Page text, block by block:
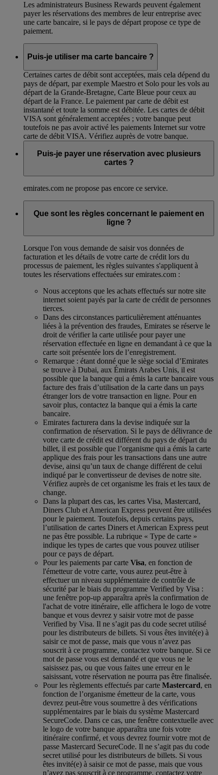
Les administrateurs Business Rewards peuvent également
payer les réservations des membres de leur entreprise avec
une carte bancaire, si le pays de départ propose ce type de
paiement.
Puis-je utiliser ma carte bancaire ?
Certaines cartes de débit sont acceptées, mais cela dépend du
pays de départ, par exemple Maestro et Solo pour les vols au
départ de la Grande-Bretagne, Carte Bleue pour ceux au
départ de la France. Le paiement par carte de débit est
instantané et toute la somme est débitée. Les cartes de débit
VISA sont généralement acceptées ; votre banque peut
toutefois ne pas avoir activé les paiements Internet sur votre
carte de débit VISA. Vérifiez auprès de votre banque.
Puis-je payer une réservation avec plusieurs
cartes ?
emirates.com ne propose pas encore ce service.
Que sont les règles concernant le paiement en
ligne ?
Lorsque l'on vous demande de saisir vos données de
facturation et les détails de votre carte de crédit lors du
processus de paiement, les règles suivantes s'appliquent à
toutes les réservations effectuées sur emirates.com :
Nous acceptons que les achats effectués sur notre site
internet soient payés par la carte de crédit de personnes
tierces.
Dans des circonstances particulièrement atténuantes
liées à la prévention des fraudes, Emirates se réserve le
droit de vérifier la carte utilisée pour payer une
réservation effectuée en ligne en demandant à ce que la
carte soit présentée lors de l’enregistrement.
Remarque : étant donné que le siège social d’Emirates
se trouve à Dubai, aux Émirats Arabes Unis, il est
possible que la banque qui a émis la carte bancaire vous
facture des frais d’utilisation de la carte dans un pays
étranger lors de votre transaction en ligne. Pour en
savoir plus, contactez la banque qui a émis la carte
bancaire.
Emirates facturera dans la devise indiquée sur la
confirmation de réservation. Si le pays de délivrance de
votre carte de crédit est différent du pays de départ du
billet, il est possible que l’organisme qui a émis la carte
applique des frais pour les transactions dans une autre
devise, ainsi qu’un taux de change différent de celui
indiqué par le convertisseur de devises de notre site.
Vérifiez auprès de cet organisme les frais et les taux de
change.
Dans la plupart des cas, les cartes Visa, Mastercard,
Diners Club et American Express peuvent être utilisées
pour le paiement. Toutefois, depuis certains pays,
l’utilisation de cartes Diners et American Express peut
ne pas être possible. La rubrique « Type de carte »
indique les types de cartes que vous pouvez utiliser
pour ce pays de départ.
Pour les paiements par carte Visa, en fonction de
l'émetteur de votre carte, vous aurez peut-être à
effectuer un niveau supplémentaire de contrôle de
sécurité par le biais du programme Verified by Visa :
une fenêtre pop-up apparaîtra après la confirmation de
l'achat de votre itinéraire, elle affichera le logo de votre
banque et vous devrez y saisir votre mot de passe
Verified by Visa. Il ne s’agit pas du code secret utilisé
pour les distributeurs de billets. Si vous êtes invité(e) à
saisir ce mot de passe, mais que vous n’avez pas
souscrit à ce programme, contactez votre banque. Si ce
mot de passe vous est demandé et que vous ne le
saisissez pas, ou que vous faites une erreur en le
saisissant, votre réservation ne pourra pas être finalisée.
Pour les règlements effectués par carte Mastercard, en
fonction de l’organisme émetteur de la carte, vous
devrez peut-être vous soumettre à des vérifications
supplémentaires par le biais du système Mastercard
SecureCode. Dans ce cas, une fenêtre contextuelle avec
le logo de votre banque apparaîtra une fois votre
itinéraire confirmé, et vous devrez fournir votre mot de
passe Mastercard SecureCode. Il ne s’agit pas du code
secret utilisé pour les distributeurs de billets. Si vous
êtes invité(e) à saisir ce mot de passe, mais que vous
n’avez pas souscrit à ce programme, contactez votre